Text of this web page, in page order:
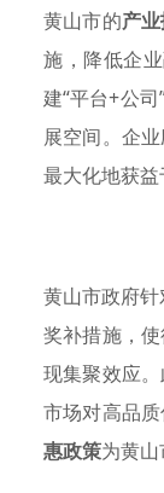
黄山市的产
施，降低企
建“平台+公
展空间。企
最大化地获
黄山市政府
奖补措施，
现集聚效应
市场对高品
惠政策为黄